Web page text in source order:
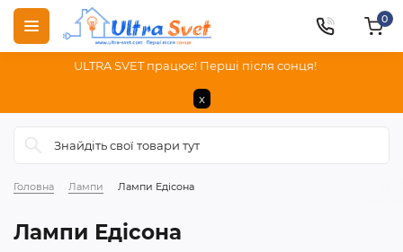
ULTRA SVET працює! Перші після сонця!
x
0
Головна Лампи Лампи Едісона
Лампи Едісона